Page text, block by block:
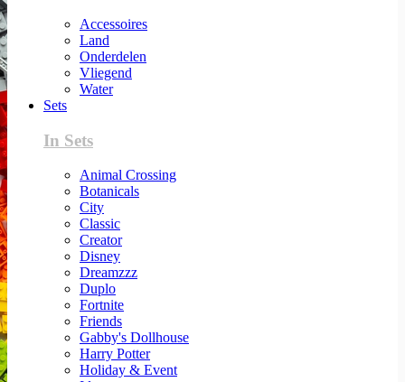
Accessoires
Land
Onderdelen
Vliegend
Water
Sets
In Sets
Animal Crossing
Botanicals
City
Classic
Creator
Disney
Dreamzzz
Duplo
Fortnite
Friends
Gabby's Dollhouse
Harry Potter
Holiday & Event